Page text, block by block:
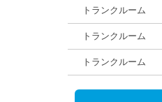
トランクルーム
トランクルーム
トランクルーム